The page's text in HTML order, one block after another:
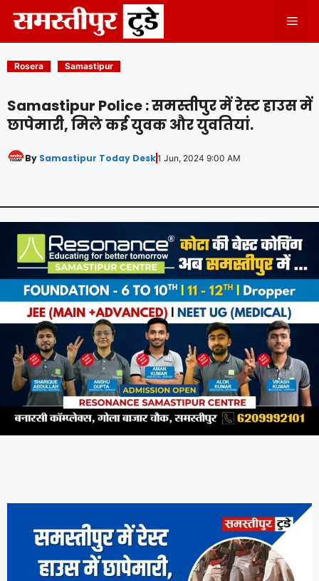
content
Rosera Samastipur
Samastipur Police : समस्तीपुर में रेस्ट हाउस में
छापेमारी, मिले कई युवक और युवतियां.
By Samastipur Today Desk1 Jun, 2024 9:00 AM